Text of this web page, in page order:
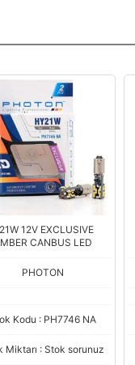
12V EXCLUSIVE
CANBUS LED
PHOTON
Kodu : PH7746 NA
Miktarı : Stok sorunuz